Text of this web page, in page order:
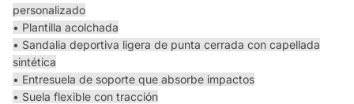
personalizado
• Plantilla acolchada
• Sandalia deportiva ligera de punta cerrada con capellada
sintética
• Entresuela de soporte que absorbe impactos
• Suela flexible con tracción